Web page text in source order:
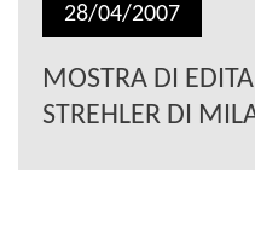
28/04/2007
MOSTRA DI
STREHLER DI